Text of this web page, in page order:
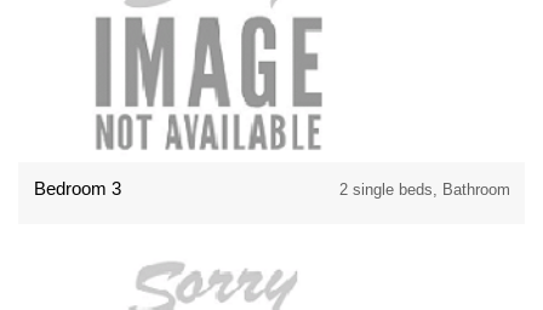
Bedroom 3 2 single beds, Bathroom